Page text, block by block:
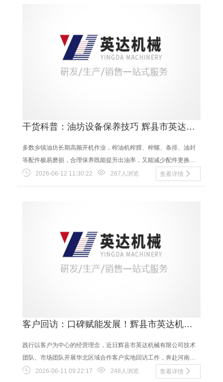
干货科普：油坊设备保养技巧 辉县市英达机
多数乡镇油坊长期高频开机作业，榨油机榨膛、榨螺、条排、油封
等配件极易磨损，合理保养既能提升出油率，又能减少配件更换频
次、压缩经营成本。辉县市英达机械有限公司结合......
2026-06-12 11:30:22 267人浏览 查看详情
客户回访：口碑赋能发展！辉县市英达机械
践行以客户为中心的经营理念，近日辉县市英达机械有限公司技术
团队、市场团队开展华北区域合作客户实地回访工作，奔赴河南新
乡、安阳、河北邯郸、邢台数十家合作乡镇油坊，......
2026-06-11 09:22:17 248人浏览 查看详情